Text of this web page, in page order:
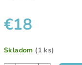
€18
cena:
Skladom (1 ks)